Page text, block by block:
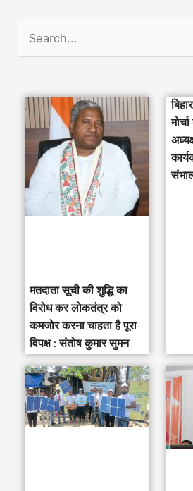
मतदाता सूची की शुद्धि का
विरोध कर लोकतंत्र को
कमजोर करना चाहता है पूरा
विपक्ष : संतोष कुमार सुमन